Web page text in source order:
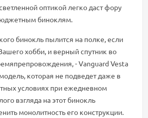
оптикой легко даст фору
биноклям.
бинокль пылится на полке, если
хобби, и верный спутник во
- Vanguard Vesta
которая не подведет даже в
условиях при ежедневном
взгляда на этот бинокль
монолитность его конструкции.